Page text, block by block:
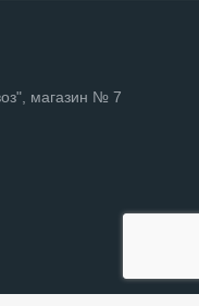
магазин № 7